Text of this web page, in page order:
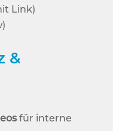
Link)
&
für interne